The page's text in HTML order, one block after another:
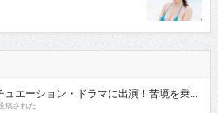
エーション・ドラマに出演！苦境を乗...
稿された